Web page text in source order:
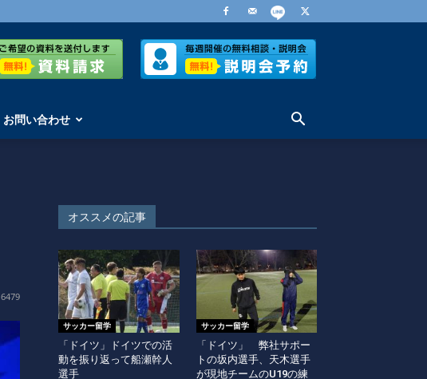
お問い合わせ
6479
オススメの記事
サッカー留学
「ドイツ」ドイツでの活
動を振り返って船瀬幹人
選手
サッカー留学
「ドイツ」 弊社サポー
トの坂内選手、天木選手
が現地チームのU19の練